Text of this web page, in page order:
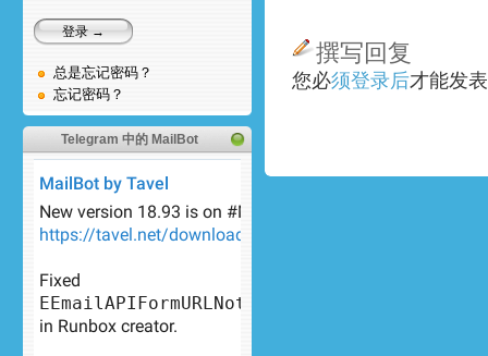
总是忘记密码？
忘记密码？
Telegram 中的 MailBot
撰写回复
您必须登录后才能发